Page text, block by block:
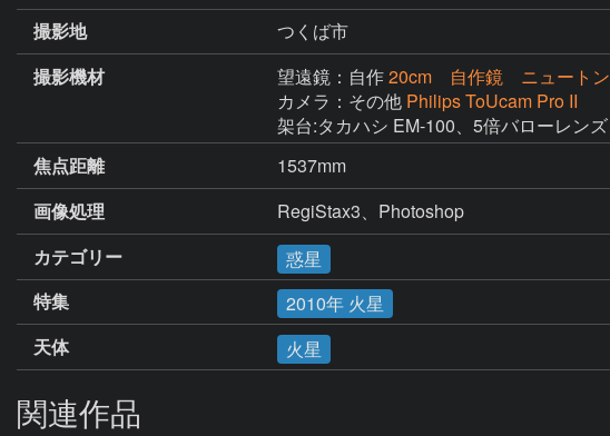
撮影地
つくば市
撮影機材
望遠鏡：自作20cm 自作鏡 ニュートン
カメラ：その他 Philips ToUcam Pro II
架台:タカハシ EM-100、5倍バローレンズ
焦点距離
1537mm
画像処理
RegiStax3、Photoshop
カテゴリー
惑星
特集
2010年 火星
天体
火星
関連作品